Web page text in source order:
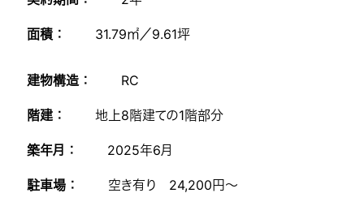
面積 ： 31.79㎡／9.61坪
建物構造 ： RC
階建 ： 地上8階建ての1階部分
築年月 ： 2025年6月
駐車場 ： 空き有り 24,200円～